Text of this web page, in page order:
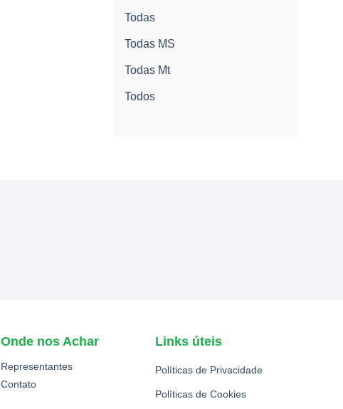
Todas
Todas MS
Todas Mt
Todos
Onde nos Achar
Representantes
Contato
Links úteis
Políticas de Privacidade
Políticas de Cookies